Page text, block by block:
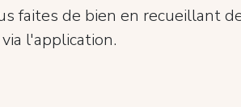
faites de bien en recueillant
l'application.